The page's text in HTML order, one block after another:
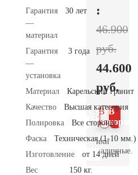
Гарантия
—
материал
30 лет
Гарантия
—
установка
3 года
Материал
Карельский гранит
Качество
Высшая категория
Полировка
Все стороны
Фаска
Техническая (1-10 мм.)
Изготовление
от 14 дней
Вес
150 кг.
:
46.900
руб.
44.600
руб.
В
В 1
клик
или
наличные.